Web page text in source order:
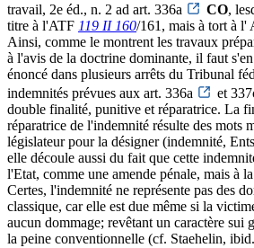
travail, 2e éd., n. 2 ad art. 336a
CO,
titre à l'ATF 119 II 160/161, mais à tort à l'
Ainsi, comme le montrent les travaux
à l'avis de la doctrine dominante, il faut
énoncé dans plusieurs arrêts du Tribunal
indemnités prévues aux art. 336a
et
double finalité, punitive et réparatrice. La
réparatrice de l'indemnité résulte des mots
législateur pour la désigner (indemnité,
elle découle aussi du fait que cette
l'Etat, comme une amende pénale, mais à
Certes, l'indemnité ne représente pas des
classique, car elle est due même si la
aucun dommage; revêtant un caractère sui
la peine conventionnelle (cf. Staehelin,